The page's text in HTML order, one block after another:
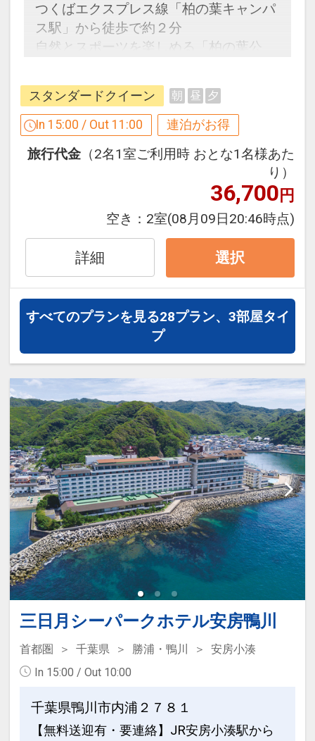
ホテルポイント！
●おひとり様ごとに水のペットボトルを
ご用意！（おひとり様１泊につき１本）
※旅行代金に含まれます。
「食事なしプラン」と「朝食付プラン」
●「食事なしプラン」と「朝食付プラ
※ご覧のページがどちらかを【食事条
件】の項目でご確認のうえ、予約にお進
み下さい。
設定期間：2026年4月1日～2026年9月
インターネットコース番号：DP-1-
17538648
つくばエクスプレス線「柏の葉キャンパ
ス駅」から徒歩で約２分
自然とスポーツを楽しめる「柏の葉公
と柏の葉」
家族旅行に嬉しい！天然温泉の大浴場
す
１泊目より１泊につきおひとり様５００
※宿泊期間中すべての日において人数・
氏名・客室タイプ・食事条件・プラン同
す。
※割引適用後のご旅行代金は、カレンダ
ーからお進みいただいた後表示される
さい。
ホテルポイント！
●おひとり様ごとに水のペットボトルを
ご用意！（おひとり様１泊につき１本）
※添い寝のお子様は対象外となります。
※旅行代金に含まれます。
「食事なしプラン」と「朝食付プラン」
をご用意しています。
●「食事なしプラン」と「朝食付プラ
ン」を掲載しています。
件】の項目でご確認のうえ、予約にお進
み下さい。
設定期間：2026年4月1日～2026年9月
スタンダードクイーン 朝 昼 夕
In 15:00 / Out 11:00 連泊がお得
旅行代金 （2名1室ご利用時 おとな1名様あた
り）
36,700円
空き： 2室(08月09日20:46時点)
詳細 選択
すべてのプランを見る28プラン、3部屋タイ
プ
三日月シーパークホテル安房鴨川
首都圏 千葉県 勝浦・鴨川
安房小湊
In 15:00 / Out 10:00
千葉県鴨川市内浦２７８１
【無料送迎有・要連絡】JR安房小湊駅から